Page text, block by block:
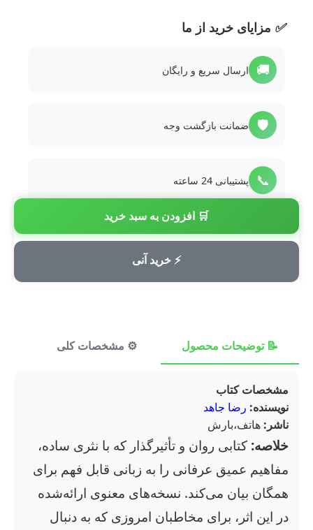
🛒 افزودن به سبد خرید
⚡ خرید آنی
✅ مزایای خرید از ما
🚚 ارسال سریع و رایگان
🛡️ ضمانت بازگشت وجه
📞 پشتیبانی 24 ساعته
💳 پرداخت امن
📝 توضیحات محصول ⚙️ مشخصات کلی
مشخصات کتاب
نویسنده: رضا جاهد
ناشر: هاتف،بارش
خلاصه: کتابی روان و تأثیرگذار که با نثری ساده،
مفاهیم عمیق عرفانی را به زبانی قابل فهم برای
همگان بیان می‌کند. نسخه‌های معنوی ارائه‌شده
در این اثر، برای مخاطبان امروزی که به دنبال